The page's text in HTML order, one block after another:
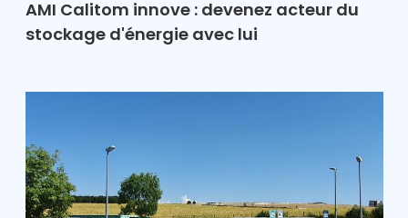
AMI Calitom innove : devenez acteur du
stockage d'énergie avec lui